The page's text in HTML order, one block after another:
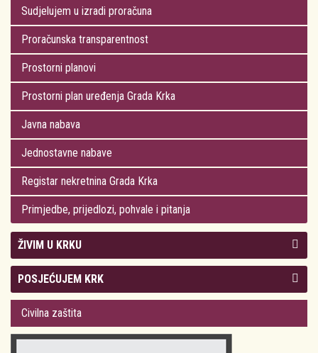
Sudjelujem u izradi proračuna
Proračunska transparentnost
Prostorni planovi
Prostorni plan uređenja Grada Krka
Javna nabava
Jednostavne nabave
Registar nekretnina Grada Krka
Primjedbe, prijedlozi, pohvale i pitanja
ŽIVIM U KRKU
Kolegij gradonačelnika
Gradsko vijeće
Odluke Grada Krka (Službene novine PGŽ)
POSJEĆUJEM KRK
Plan Grada Krka
Krk 360° VR panorama
Civilna zaštita